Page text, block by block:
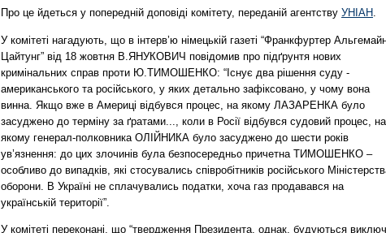
Про це йдеться у попередній доповіді комітету, переданій агентству УНІАН.
У комітеті нагадують, що в інтерв’ю німецькій газеті “Франкфуртер
Цайтунг” від 18 жовтня В.ЯНУКОВИЧ повідомив про підґрунтя нових
кримінальних справ проти Ю.ТИМОШЕНКО: “Існує два рішення суду -
американського та російського, у яких детально зафіксовано, у чому вона
винна. Якщо вже в Америці відбувся процес, на якому ЛАЗАРЕНКА було
засуджено до терміну за ґратами..., коли в Росії відбувся судовий процес, на
якому генерал-полковника ОЛІЙНИКА було засуджено до шести років
ув’язнення: до цих злочинів була безпосередньо причетна ТИМОШЕНКО –
особливо до випадків, які стосувались співробітників російського
оборони. В Україні не сплачувались податки, хоча газ продавався на
українській території”.
У комітеті переконані, що “твердження Президента, однак, будуються